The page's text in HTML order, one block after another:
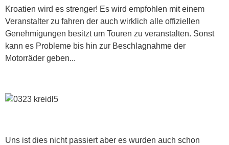
Kroatien wird es strenger! Es wird empfohlen mit einem
Veranstalter zu fahren der auch wirklich alle offiziellen
Genehmigungen besitzt um Touren zu veranstalten. Sonst
kann es Probleme bis hin zur Beschlagnahme der
Motorräder geben...
Uns ist dies nicht passiert aber es wurden auch schon